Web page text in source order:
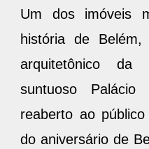
Um dos imóveis
história de
arquitetônico da
suntuoso
reaberto ao
do aniversário de